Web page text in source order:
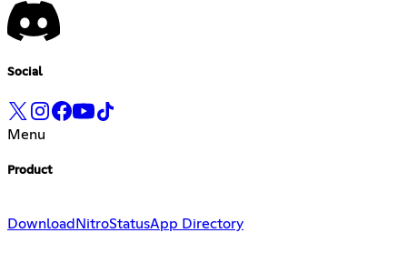
Social
Menu
Product
Download NitroStatusApp Directory